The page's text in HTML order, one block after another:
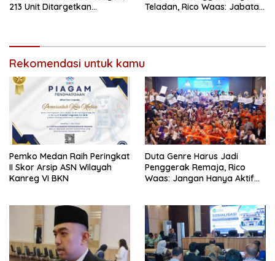
213 Unit Ditargetkan
Teladan, Rico Waas: Jabatan
Rekomendasi untuk kamu
Pemko Medan Raih Peringkat
II Skor Arsip ASN Wilayah
Kanreg VI BKN
Duta Genre Harus Jadi
Penggerak Remaja, Rico
Waas: Jangan Hanya Aktif